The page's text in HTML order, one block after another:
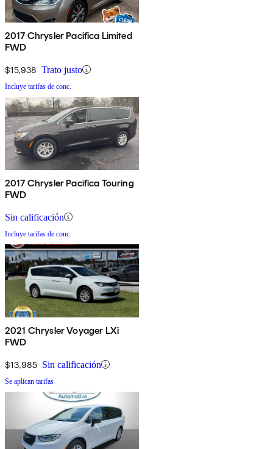
2017 Chrysler Pacifica Limited
FWD
$15,938 Trato justo
Incluye tarifas de conc.
2017 Chrysler Pacifica Touring
FWD
Sin calificación
Incluye tarifas de conc.
2021 Chrysler Voyager LXi
FWD
$13,985 Sin calificación
Se aplican tarifas